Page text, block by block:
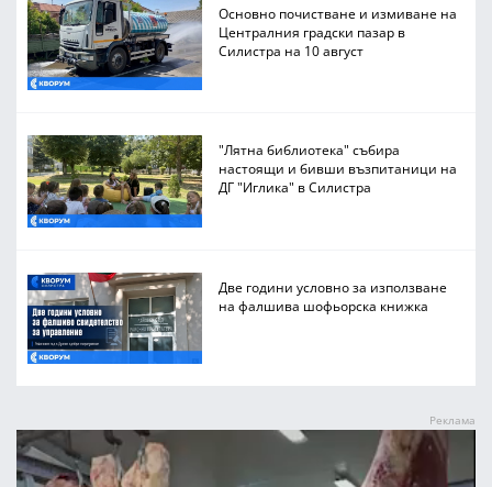
Основно почистване и измиване на
Централния градски пазар в
Силистра на 10 август
"Лятна библиотека" събира
настоящи и бивши възпитаници на
ДГ "Иглика" в Силистра
Две години условно за използване
на фалшива шофьорска книжка